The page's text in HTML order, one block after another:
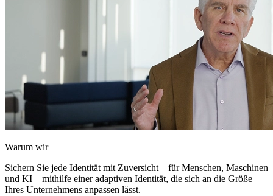
Warum wir
Sichern Sie jede Identität mit Zuversicht – für Menschen, Maschinen
und KI – mithilfe einer adaptiven Identität, die sich an die Größe
Ihres Unternehmens anpassen lässt.